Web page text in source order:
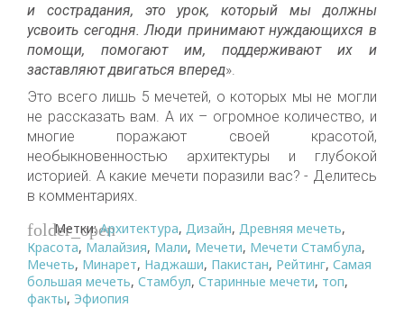
и сострадания, это урок, который мы должны
усвоить сегодня. Люди принимают нуждающихся в
помощи, помогают им, поддерживают их и
заставляют двигаться вперед».
Это всего лишь 5 мечетей, о которых мы не могли
не рассказать вам. А их – огромное количество, и
многие поражают своей красотой,
необыкновенностью архитектуры и глубокой
историей . А какие мечети поразили вас? - Делитесь
в комментариях.
folder_open
Метки:Архитектура, Дизайн, Древняя мечеть,
Красота, Малайзия, Мали, Мечети, Мечети Стамбула,
Мечеть, Минарет, Наджаши, Пакистан, Рейтинг, Самая
большая мечеть, Стамбул, Старинные мечети, топ,
факты, Эфиопия